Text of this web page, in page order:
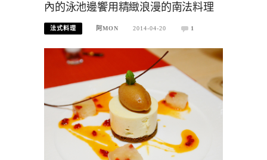
內的泳池邊饗用精緻浪漫的南法料理
法式料理 阿MON 2014-04-20 1